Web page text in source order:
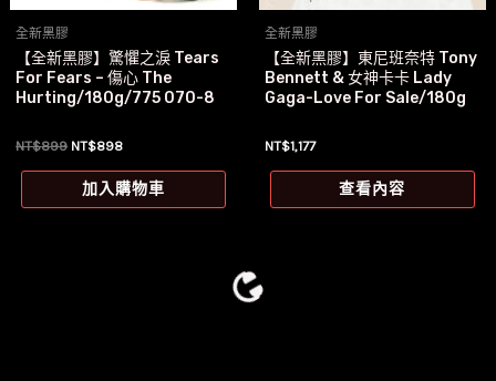
全新黑膠
【全新黑膠】驚懼之淚 Tears
For Fears – 傷心 The
Hurting/180g/775 070-8
NT$899 原
價
格：
NT$898目
價
格：
加入購物車
全新黑膠
【全新黑膠】東尼班奈特 Tony
Bennett & 女神卡卡 Lady
Gaga-Love For Sale/180g
NT$1,177
查看內容